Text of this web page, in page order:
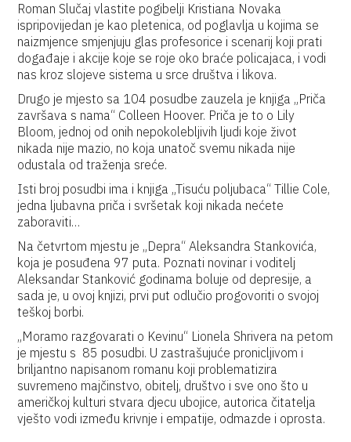
Roman Slučaj vlastite pogibelji Kristiana Novaka
ispripovijedan je kao pletenica, od poglavlja u kojima se
naizmjence smjenjuju glas profesorice i scenarij koji prati
događaje i akcije koje se roje oko braće policajaca, i vodi
nas kroz slojeve sistema u srce društva i likova.
Drugo je mjesto sa 104 posudbe zauzela je knjiga „Priča
završava s nama“ Colleen Hoover. Priča je to o Lily
Bloom, jednoj od onih nepokolebljivih ljudi koje život
nikada nije mazio, no koja unatoč svemu nikada nije
odustala od traženja sreće.
Isti broj posudbi ima i knjiga „Tisuću poljubaca“ Tillie Cole,
jedna ljubavna priča i svršetak koji nikada nećete
zaboraviti…
Na četvrtom mjestu je „Depra“ Aleksandra Stankovića,
koja je posuđena 97 puta. Poznati novinar i voditelj
Aleksandar Stanković godinama boluje od depresije, a
sada je, u ovoj knjizi, prvi put odlučio progovoriti o svojoj
teškoj borbi.
„Moramo razgovarati o Kevinu“ Lionela Shrivera na petom
je mjestu s 85 posudbi. U zastrašujuće pronicljivom i
briljantno napisanom romanu koji problematizira
suvremeno majčinstvo, obitelj, društvo i sve ono što u
američkoj kulturi stvara djecu ubojice, autorica čitatelja
vješto vodi između krivnje i empatije, odmazde i oprosta.